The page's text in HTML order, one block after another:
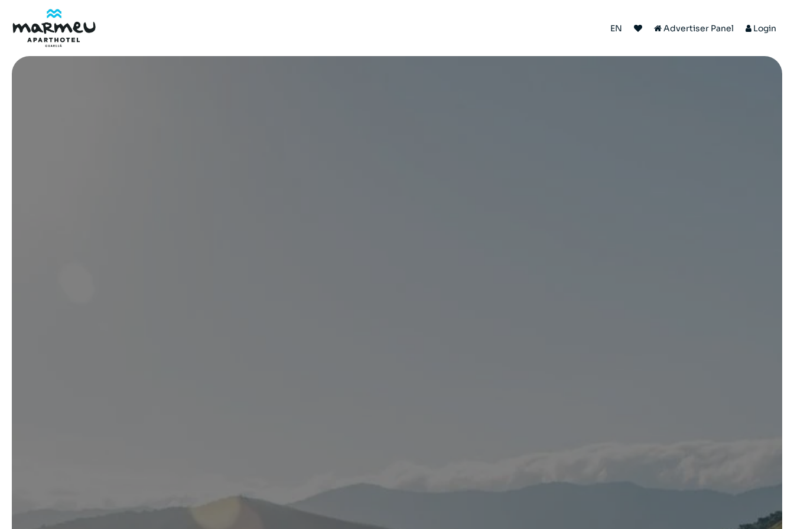
EN Advertiser Panel Login